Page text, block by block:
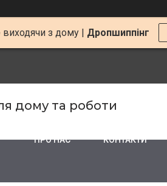
виходячи з дому | Дропшиппінг
дому та роботи
ПРО НАС КОНТАКТИ